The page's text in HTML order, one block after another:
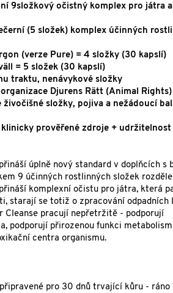
9složkový očistný komplex pro játra
(5 složek) komplex účinných
(verze Pure) = 4 složky (30 kapslí)
= 5 složek (30 kapslí)
traktu, nenávykové složky
Djurens Rätt (Animal Rights)
složky, pojiva a nežádoucí
klinicky prověřené zdroje +
úplně nový standard v doplňcích s
9 účinných rostlinných složek
komplexní očistu pro játra, která
starají se totiž o zpracování odpadních
Cleanse pracují nepřetržitě - podporují
podporují přirozenou funkci
centra organismu.
pro 30 dnů trvající kůru - ráno